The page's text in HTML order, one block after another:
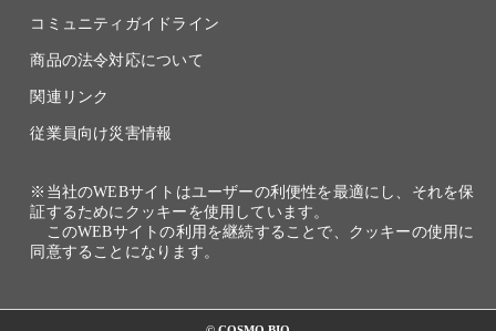
コミュニティガイドライン
商品の法令対応について
関連リンク
従業員向け災害情報
※当社のWEBサイトはユーザーの利便性を最適にし、それを保
証するためにクッキーを使用しています。
このWEBサイトの利用を継続することで、クッキーの使用に
同意することになります。